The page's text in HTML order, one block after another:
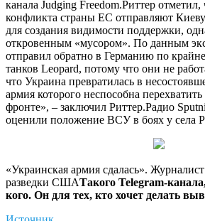
канала Judging Freedom.Риттер
конфликта страны ЕС отправляют
для создания видимости поддержки,
откровенным «мусором». По данным
отправил обратно в Германию по
танков Leopard, потому что они не
что Украина превратилась в
армия которого неспособна
фронте», – заключил Риттер.Радио
оценили положение ВСУ в боях у села
«Украинская армия сдалась».
разведки СШАТакого Telegram-
кого. Он для тех, кто хочет делать